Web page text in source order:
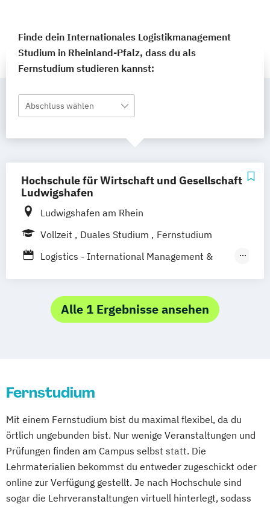
Finde dein Internationales Logistikmanagement
Studium in Rheinland-Pfalz, dass du als
Fernstudium studieren kannst:
Abschluss wählen
Hochschule für Wirtschaft und Gesellschaft
Ludwigshafen
Ludwigshafen am Rhein
Vollzeit
Duales Studium
Fernstudium
Logistics - International Management &
Logistik-Management & Consulting
Alle 1 Ergebnisse ansehen
Fernstudium
Mit einem Fernstudium bist du maximal flexibel, da du
örtlich ungebunden bist. Nur wenige Veranstaltungen und
Prüfungen finden am Campus selbst statt. Die
Lehrmaterialien bekommst du entweder zugeschickt oder
online zur Verfügung gestellt. Je nach Hochschule sind
sogar die Lehrveranstaltungen virtuell hinterlegt, sodass